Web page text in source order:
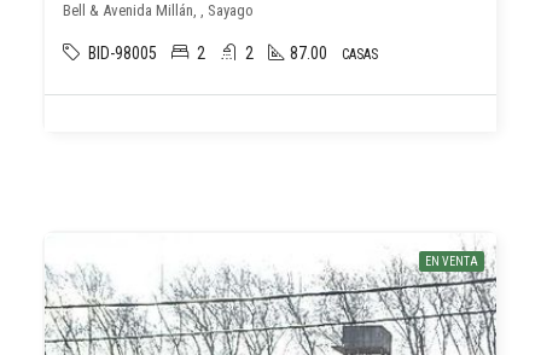
Bell & Avenida Millán, , Sayago
BID-98005 2 2 87.00 CASAS
EN VENTA